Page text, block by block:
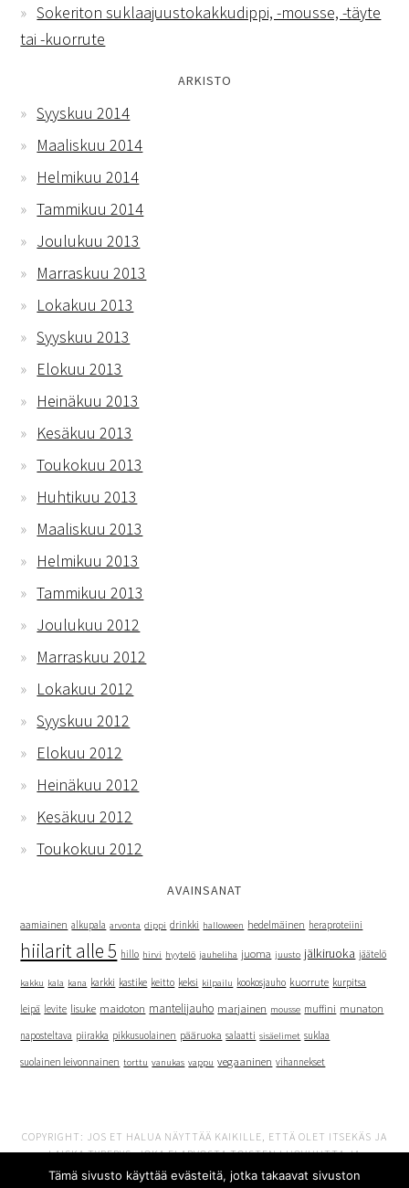
Sokeriton suklaajuustokakkudippi, -mousse, -täyte
tai -kuorrute
ARKISTO
Syyskuu 2014
Maaliskuu 2014
Helmikuu 2014
Tammikuu 2014
Joulukuu 2013
Marraskuu 2013
Lokakuu 2013
Syyskuu 2013
Elokuu 2013
Heinäkuu 2013
Kesäkuu 2013
Toukokuu 2013
Huhtikuu 2013
Maaliskuu 2013
Helmikuu 2013
Tammikuu 2013
Joulukuu 2012
Marraskuu 2012
Lokakuu 2012
Syyskuu 2012
Elokuu 2012
Heinäkuu 2012
Kesäkuu 2012
Toukokuu 2012
AVAINSANAT
aamiainen alkupala arvonta dippi drinkki halloween hedelmäinen heraproteiini
hiilarit alle 5 hillo hirvi hyytelö jauheliha juoma juusto jälkiruoka jäätelö
kakku kala kana karkki kastike keitto keksi kilpailu kookosjauho kuorrute kurpitsa
leipä levite lisuke maidoton mantelijauho marjainen mousse muffini munaton
naposteltava piirakka pikkusuolainen pääruoka salaatti sisäelimet suklaa
suolainen leivonnainen torttu vanukas vappu vegaaninen vihannekset
COPYRIGHT: JOS ET HALUA NÄYTTÄÄ KAIKILLE, ETTÄ OLET ITSEKÄS JA
LAISKA TYPERYS, JOKA EI ARVOSTA TOISTEN LUOVUUTTA JA
VAIVANNÄKÖÄ, ET KOPIOI RESEPTEJÄNI ETKÄ KUVIA, VAAN LINKITÄT
Tämä sivusto käyttää evästeitä, jotka takaavat sivuston